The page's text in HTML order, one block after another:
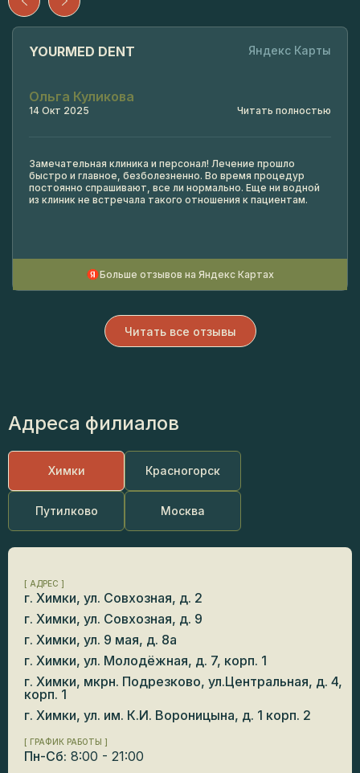
YOURMED DENT Яндекс Карты
Ольга Куликова
14 Окт 2025 Читать полностью
Замечательная клиника и персонал! Лечение прошло
быстро и главное, безболезненно. Во время процедур
постоянно спрашивают, все ли нормально. Еще ни водной
из клиник не встречала такого отношения к пациентам.
Больше отзывов на Яндекс Картах
Читать все отзывы
Адреса филиалов
Химки Красногорск
Путилково Москва
[ АДРЕС ]
г. Химки, ул. Совхозная, д. 2
г. Химки, ул. Совхозная, д. 9
г. Химки, ул. 9 мая, д. 8а
г. Химки, ул. Молодёжная, д. 7, корп. 1
г. Химки, мкрн. Подрезково, ул.Центральная, д. 4,
корп. 1
г. Химки, ул. им. К.И. Вороницына, д. 1 корп. 2
[ ГРАФИК РАБОТЫ ]
Пн-Сб: 8:00 - 21:00